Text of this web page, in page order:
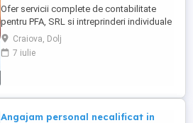
Ofer servicii complete de contabilitate
pentru PFA, SRL si intreprinderi individuale
: evidenta contabila, intocmirea si
depunerea declaratiilor fiscale, salarizare
si administrare personal, bilanturi
colaborare la distanta din ...
Craiova, Dolj
7 iulie
Angajam personal necalificat in